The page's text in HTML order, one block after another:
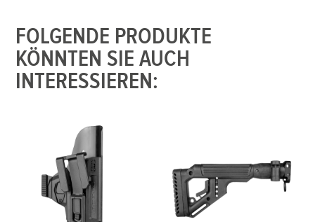
FOLGENDE PRODUKTE
KÖNNTEN SIE AUCH
INTERESSIEREN: